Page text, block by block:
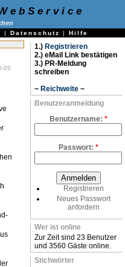
| Datenschutz | Hilfe
05
1.) Registrieren
2.) eMail Link bestätigen
3.) PR-Meldung
schreiben
~ Reichweite ~
Benutzeranmeldung
Benutzername: *
Passwort: *
Registrieren
Neues Passwort
anfordern
Wer ist online
Zur Zeit sind 23 Benutzer
und 3560 Gäste online.
Stichwörter